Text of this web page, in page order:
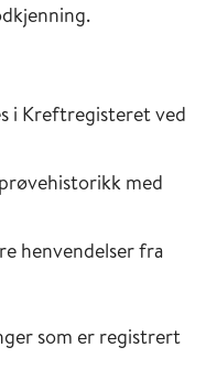
i Kreftregisteret ved
med
henvendelser fra
som er registrert